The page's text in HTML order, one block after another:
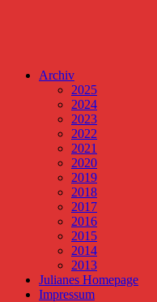
Archiv
2025
2024
2023
2022
2021
2020
2019
2018
2017
2016
2015
2014
2013
Julianes Homepage
Impressum